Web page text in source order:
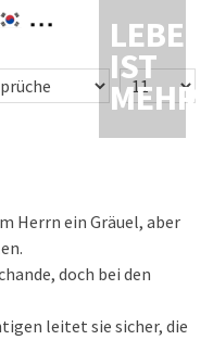
LEBEN
IST
MEHR
Herrn ein Gräuel, aber
doch bei den
leitet sie sicher, die